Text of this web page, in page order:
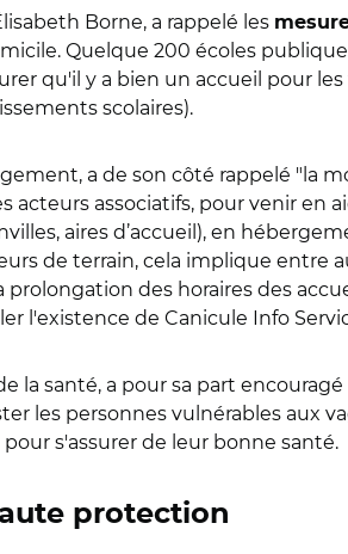
Borne, a rappelé les
Quelque 200 écoles
qu'il y a bien un accueil pour
scolaires).
a de son côté rappelé "la
associatifs, pour venir en
aires d’accueil), en
de terrain, cela implique entre
prolongation des horaires des
l'existence de Canicule Info
la santé, a pour sa part encouragé
les personnes vulnérables aux
s'assurer de leur bonne santé.
protection